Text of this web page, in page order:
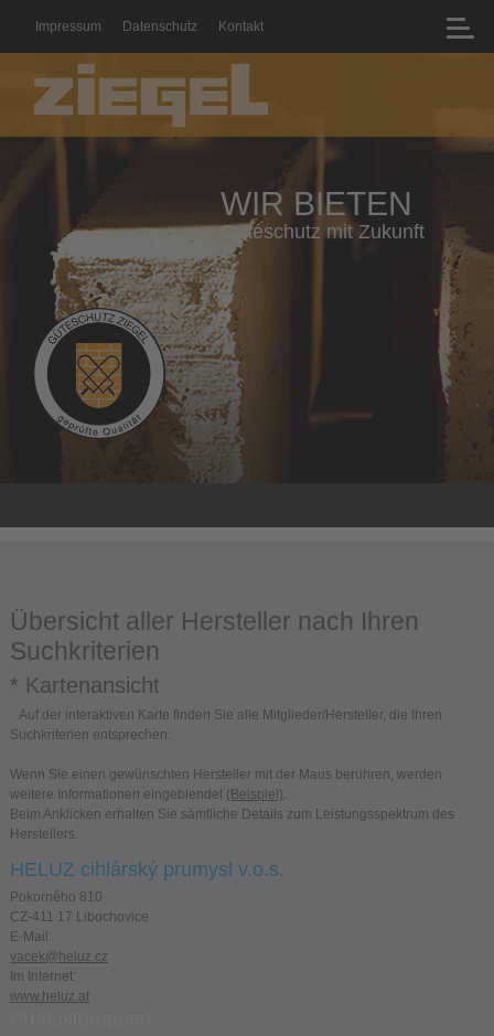
Impressum Datenschutz Kontakt
WIR BIETEN
Geprüfte Qualität mit Zertifikat
Übersicht aller Hersteller nach Ihren
Suchkriterien
* Kartenansicht
Auf der interaktiven Karte finden Sie alle Mitglieder/Hersteller, die Ihren
Suchkriterien entsprechen.
Wenn Sie einen gewünschten Hersteller mit der Maus berühren, werden
weitere Informationen eingeblendet (Beispiel).
Beim Anklicken erhalten Sie sämtliche Details zum Leistungsspektrum des
Herstellers.
HELUZ cihlárský prumysl v.o.s.
Pokorného 810
CZ-411 17 Libochovice
E-Mail:
vacek@heluz.cz
Im Internet:
www.heluz.at